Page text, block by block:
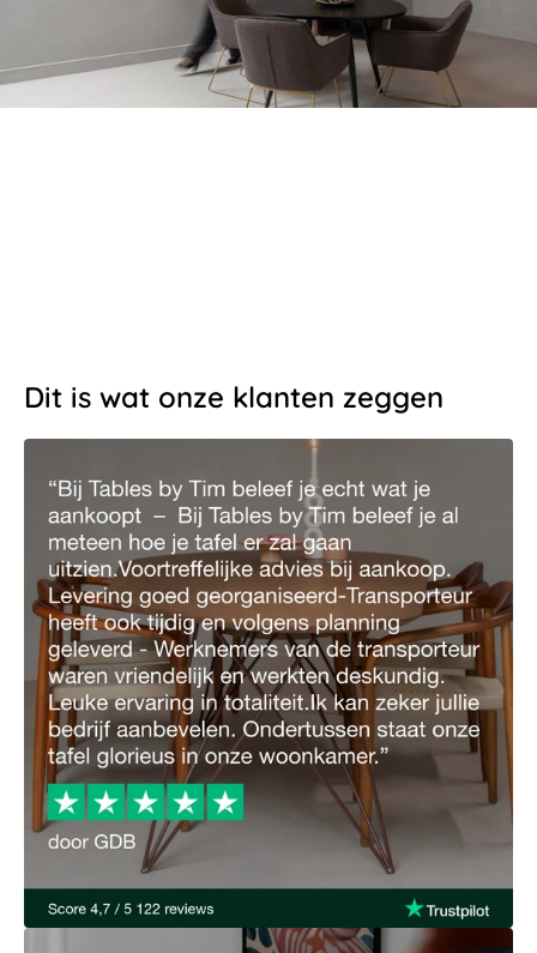
Dit is wat onze klanten zeggen